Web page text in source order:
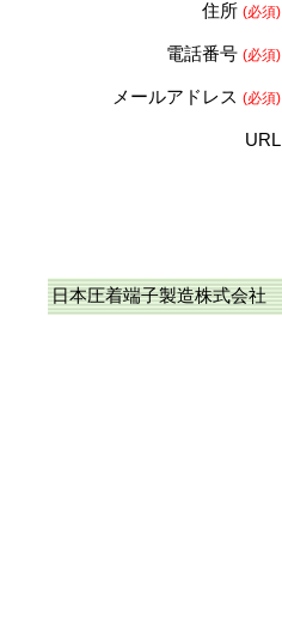
住所 (必須)
電話番号 (必須)
メールアドレス (必須)
URL
日本圧着端子製造株式会社